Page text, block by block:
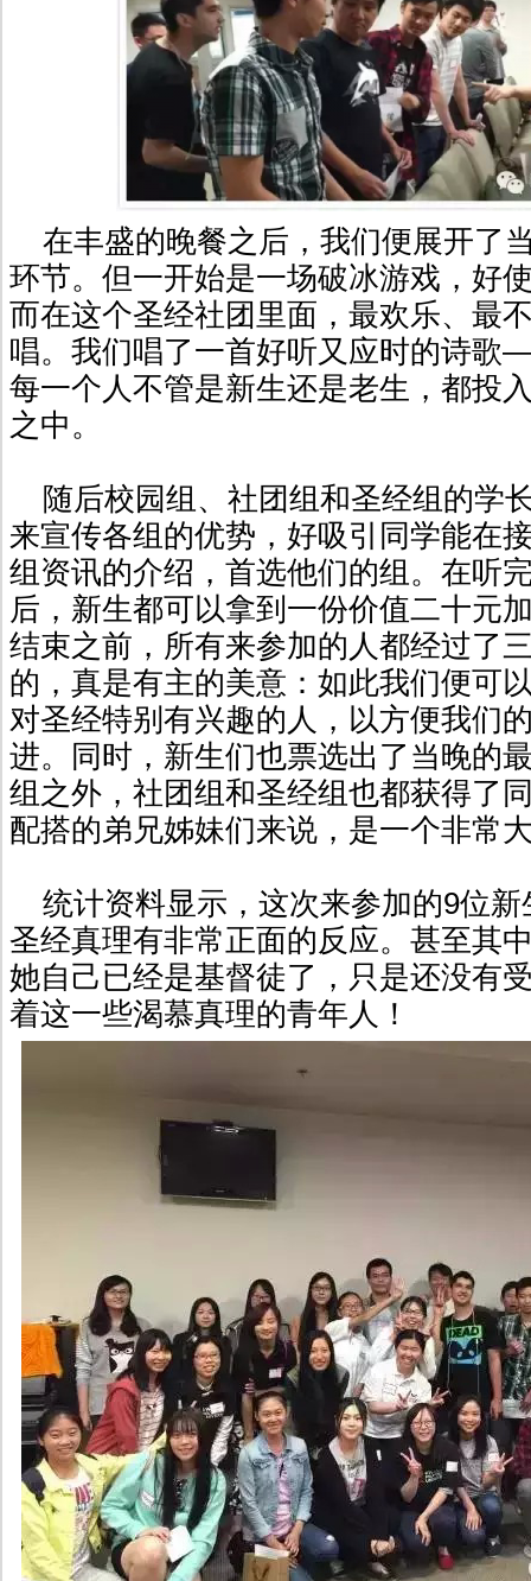
在丰盛的晚餐之后，我们便展开了
环节。但一开始是一场破冰游戏，好
而在这个圣经社团里面，最欢乐、最
唱。我们唱了一首好听又应时的诗
每一个人不管是新生还是老生，都投
之中。
随后校园组、社团组和圣经组的学
来宣传各组的优势，好吸引同学能在
组资讯的介绍，首选他们的组。在听
后，新生都可以拿到一份价值二十元
结束之前，所有来参加的人都经过了
的，真是有主的美意：如此我们便可
对圣经特别有兴趣的人，以方便我们
进。同时，新生们也票选出了当晚的
组之外，社团组和圣经组也都获得了
配搭的弟兄姊妹们来说，是一个非常
统计资料显示，这次来参加的9位新
圣经真理有非常正面的反应。甚至其
她自己已经是基督徒了，只是还没有
着这一些渴慕真理的青年人！